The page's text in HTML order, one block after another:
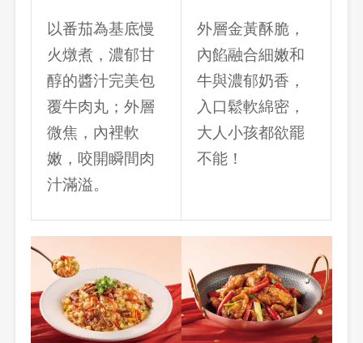
以番茄為基底慢
火燉煮，濃郁甘
醇的醬汁完美包
覆牛肉丸；外層
微焦，內裡軟
嫩，咬開瞬間肉
汁滿溢。
外層金黃酥脆，
內餡融合細嫩和
牛與濃郁奶香，
入口鬆軟綿密，
大人小孩都欲罷
不能！